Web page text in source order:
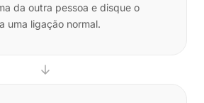
da outra pessoa e disque o
uma ligação normal.